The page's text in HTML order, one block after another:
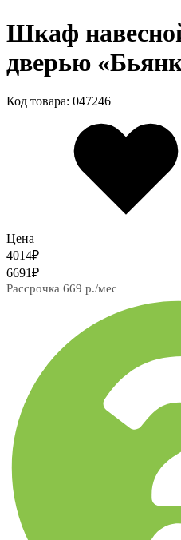
Шкаф
дверью
Код товара: 047246
Цена
4014₽
6691₽
Рассрочка 669 р./мес